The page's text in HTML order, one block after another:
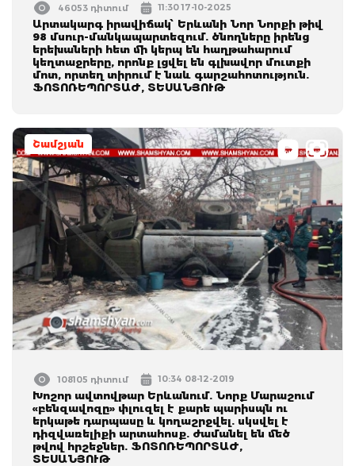
46053 դիտում 11:30 17-10-2025
Արտակարգ իրավիճակ՝ Երևանի Նոր Նորքի թիվ
98 մսուր-մանկապարտեզում. ծնողները իրենց
երեխաների հետ մի կերպ են հաղթահարում
կեղտաջրերը, որոնք լցվել են գլխավոր մուտքի
մոտ, որտեղ տիրում է նաև գարշահոտություն.
ՖՈՏՈՌԵՊՈՐՏԱԺ, ՏԵՍԱՆՅՈՒԹ
Շամշյան
108105 դիտում 10:34 08-12-2019
Խոշոր ավտովթար Երևանում. Նորք Մարաշում
«բենզավոզը» փլուզել է քարե պարիսպն ու
երկաթե դարպասը և կողաշրջվել. սկսվել է
դիզվառելիքի արտահոսք. ժամանել են մեծ
թվով հրշեջներ. ՖՈՏՈՌԵՊՈՐՏԱԺ,
ՏԵՍԱՆՅՈՒԹ